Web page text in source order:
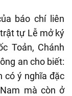
báo chí liên
tự Lễ mở ký
Toản, Chánh
an cho biết:
có ý nghĩa đặc
mà còn ở